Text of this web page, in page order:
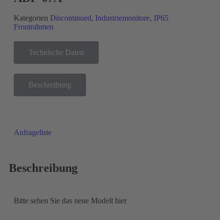
Kategorien Discontinued, Industriemonitore, IP65
Frontrahmen
Technische Daten
Beschreibung
Anfrageliste
Beschreibung
Bitte sehen Sie das neue Modell hier